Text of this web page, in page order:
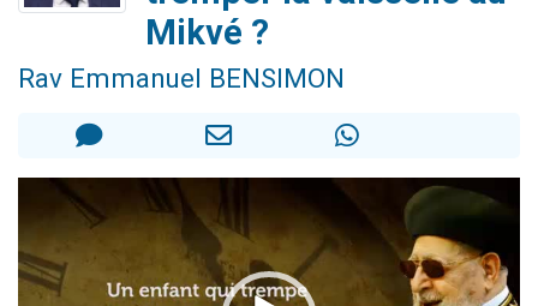
2 nouvelles musiques dans Torah-Box Music
Mikvé ?
Rav Emmanuel BENSIMON